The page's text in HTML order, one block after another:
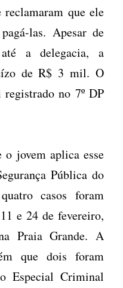
reclamaram que ele
las. Apesar de
a delegacia, a
de R$ 3 mil. O
no 7º DP
jovem aplica esse
Pública do
casos foram
e 24 de fevereiro,
Praia Grande. A
que dois foram
Especial Criminal